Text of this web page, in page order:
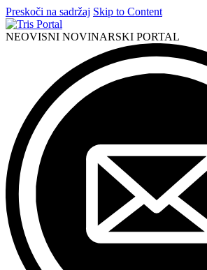
Preskoči na sadržaj Skip to Content
NEOVISNI NOVINARSKI PORTAL